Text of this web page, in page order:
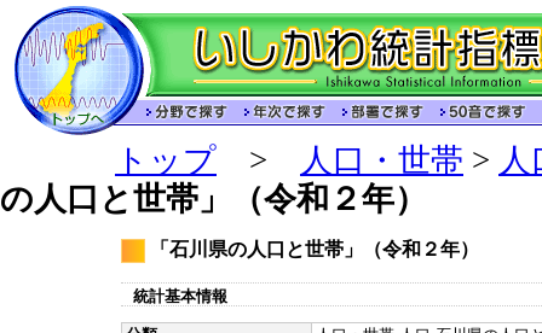
トップ > 人口・世帯 > 人
の人口と世帯」（令和２年）
「石川県の人口と世帯」（令和２年）
統計基本情報